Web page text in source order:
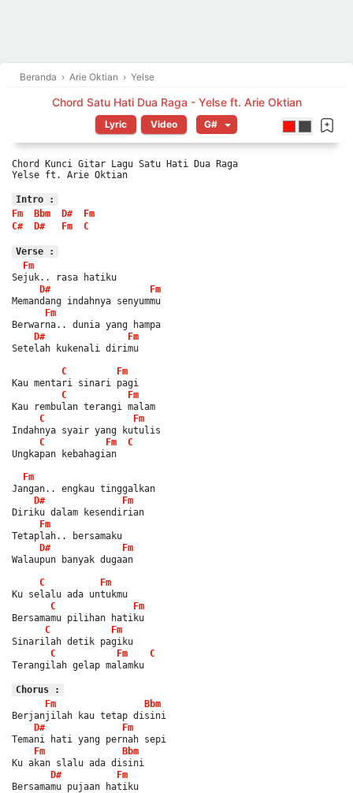
Beranda › Arie Oktian › Yelse
Chord Satu Hati Dua Raga - Yelse ft. Arie Oktian
Lyric Video
Chord Kunci Gitar Lagu Satu Hati Dua Raga
Yelse ft. Arie Oktian
Intro :
Fm
Bbm D#
Fm
C#
D# Fm C
Verse :
Fm
Sejuk.. rasa hatiku
D#
Fm
Memandang indahnya senyummu
Fm
Berwarna.. dunia yang hampa
D#
Fm
Setelah kukenali dirimu
C
Fm
Kau mentari sinari pagi
C
Fm
Kau rembulan terangi malam
C
Fm
Indahnya syair yang kutulis
C
Fm
C
Ungkapan kebahagian
Fm
Jangan.. engkau tinggalkan
D#
Fm
Diriku dalam kesendirian
Fm
Tetaplah.. bersamaku
D#
Fm
Walaupun banyak dugaan
C
Fm
Ku selalu ada untukmu
C
Fm
Bersamamu pilihan hatiku
C
Fm
Sinarilah detik pagiku
C
Fm
C
Terangilah gelap malamku
Chorus :
Fm
Bbm
Berjanjilah kau tetap disini
D#
Fm
Temani hati yang pernah sepi
Fm
Bbm
Ku akan slalu ada disini
D#
Fm
Bersamamu pujaan hatiku